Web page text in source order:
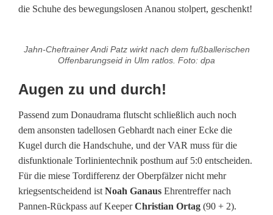
e
V
U
l
m
die Schuhe des bewegungslosen Ananou stolpert, geschenkt!
Jahn-Cheftrainer Andi Patz wirkt nach dem fußballerischen
Offenbarungseid in Ulm ratlos. Foto: dpa
Augen zu und durch!
Passend zum Donaudrama flutscht schließlich auch noch
dem ansonsten tadellosen Gebhardt nach einer Ecke die
Kugel durch die Handschuhe, und der VAR muss für die
disfunktionale Torlinientechnik posthum auf 5:0 entscheiden.
Für die miese Tordifferenz der Oberpfälzer nicht mehr
kriegsentscheidend ist Noah Ganaus Ehrentreffer nach
Pannen-Rückpass auf KeeperChristian Ortag (90 + 2).